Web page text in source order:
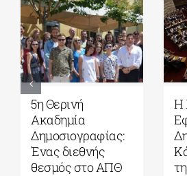
5η Θερινή
Ακαδημία
Δημοσιογραφίας:
Ένας διεθνής
θεσμός στο ΑΠΘ